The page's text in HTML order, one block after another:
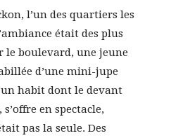
l’un des quartiers les
était des plus
le boulevard, une jeune
d’une mini-jupe
habit dont le devant
en spectacle,
pas la seule. Des